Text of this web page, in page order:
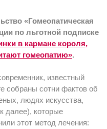
«Гомеопатическая
по льготной подписке
в кармане короля,
гомеопатию».
известный
собраны сотни фактов об
людях искусства,
далее), которые
этот метод лечения: